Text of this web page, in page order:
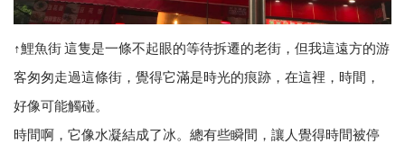
↑鯉魚街 這隻是一條不起眼的等待拆遷的老街，但我這遠方的游
客匆匆走過這條街，覺得它滿是時光的痕跡，在這裡，時間，
好像可能觸碰。
時間啊，它像水凝結成了冰。總有些瞬間，讓人覺得時間被停